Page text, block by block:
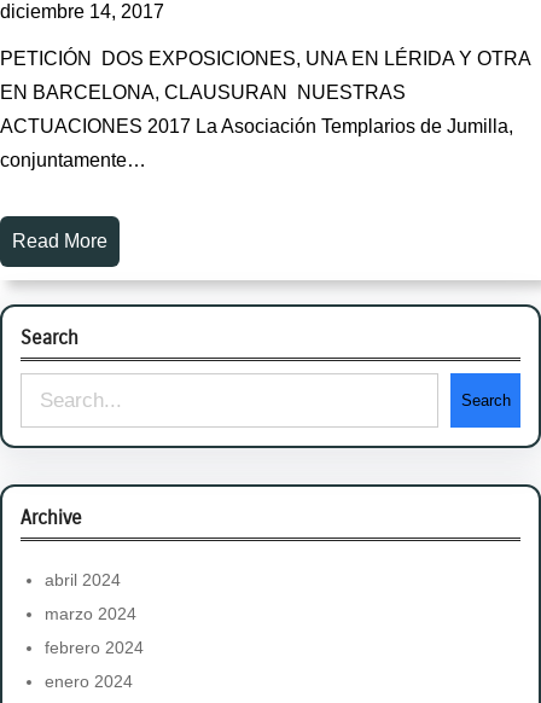
diciembre 14, 2017
PETICIÓN DOS EXPOSICIONES, UNA EN LÉRIDA Y OTRA
EN BARCELONA, CLAUSURAN NUESTRAS
ACTUACIONES 2017 La Asociación Templarios de Jumilla,
conjuntamente…
Read More
Search
e
r
c
h
Search
Archive
abril 2024
marzo 2024
febrero 2024
enero 2024